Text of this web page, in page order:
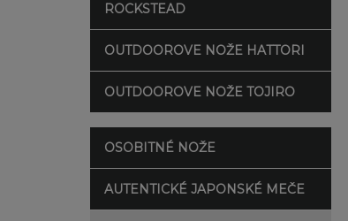
ROCKSTEAD
OUTDOOROVE NOŽE HATTORI
OUTDOOROVE NOŽE TOJIRO
OSOBITNÉ NOŽE
AUTENTICKÉ JAPONSKÉ MEČE